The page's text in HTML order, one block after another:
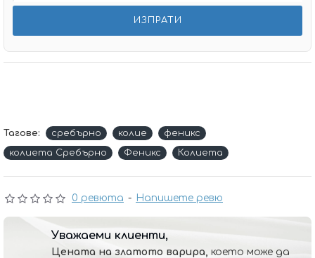
0 ревюта - Напишете ревю
Тагове: сребърно колие
феникс
колиета Сребърно
Феникс Колиета
Уважаеми клиенти,
Цената на златото варира, което може да